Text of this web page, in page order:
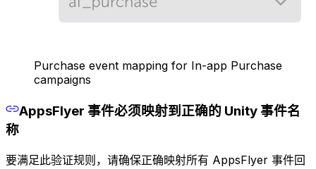
Purchase event mapping for In-app Purchase
campaigns
AppsFlyer 事件必须映射到正确的 Unity 事件名
称
要满足此验证规则，请确保正确映射所有 AppsFlyer 事件回